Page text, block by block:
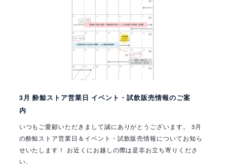
3月 酔鯨ストア営業日 イベント・試飲販売情報のご案
内
いつもご愛顧いただきまして誠にありがとうございます。 3月
の酔鯨ストア営業日＆イベント・試飲販売情報についてお知ら
せいたします！ お近くにお越しの際は是非お立ち寄りくださ
い。